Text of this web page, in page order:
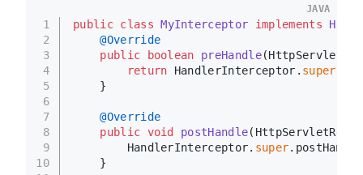
1
2
3
4
5
6
7
8
9
10
public class MyInterceptor implements
@Override
public
boolean preHandle
return HandlerInterceptor. super
    }
@Override
public void postHandle
        HandlerInterceptor.
super
    }
JAVA